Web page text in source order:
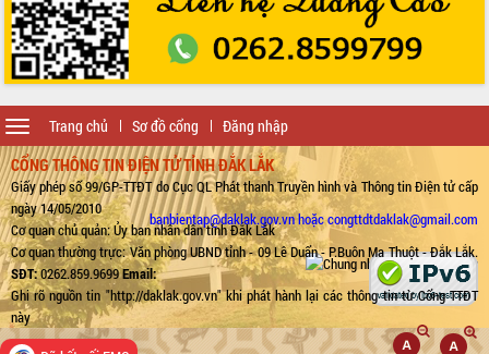
Trang chủ Sơ đồ cổng Đăng nhập
Toggle
navigation
CỔNG THÔNG TIN ĐIỆN TỬ TỈNH ĐẮK LẮK
Giấy phép số 99/GP-TTĐT do Cục QL Phát thanh Truyền hình và Thông tin Điện tử cấp
ngày 14/05/2010
Cơ quan chủ quản: Ủy ban nhân dân tỉnh Đắk Lắk
Cơ quan thường trực: Văn phòng UBND tỉnh - 09 Lê Duẩn - P.Buôn Ma Thuột - Đắk Lắk.
SĐT:0262.859.9699Email:
banbientap@daklak.gov.vn hoặc congttdtdaklak@gmail.com
Ghi rõ nguồn tin "http://daklak.gov.vn" khi phát hành lại các thông tin từ Cổng TTĐT
này